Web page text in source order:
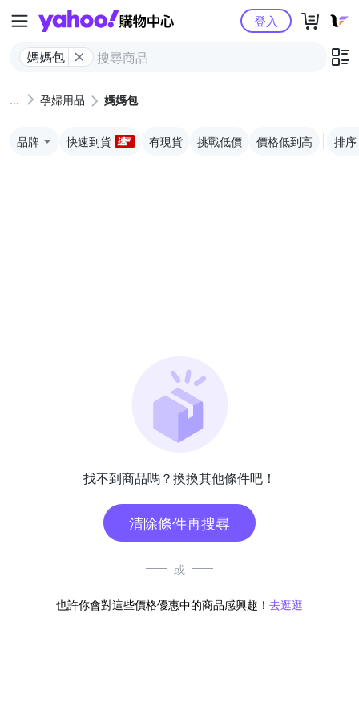
Yahoo購物中心
媽媽包
登入
孕婦用品 媽媽包
品牌 快速到貨 有現貨 挑戰低價 價格低到高 排序
找不到商品嗎？換換其他條件吧！
清除條件再搜尋
或
也許你會對這些價格優惠中的商品感興趣！ 去逛逛